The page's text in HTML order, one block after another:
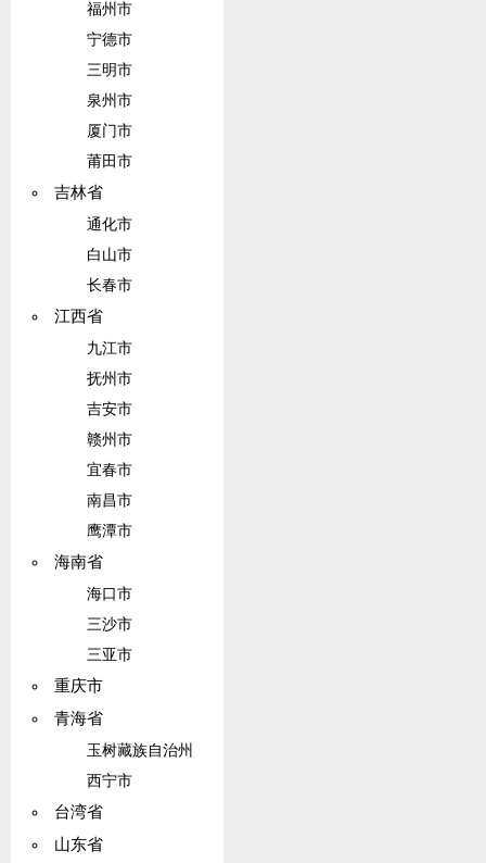
福州市
宁德市
三明市
泉州市
厦门市
莆田市
吉林省
通化市
白山市
长春市
江西省
九江市
抚州市
吉安市
赣州市
宜春市
南昌市
鹰潭市
海南省
海口市
三沙市
三亚市
重庆市
青海省
玉树藏族自治州
西宁市
台湾省
山东省